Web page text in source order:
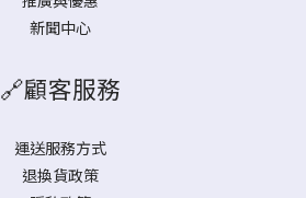
新聞中心
🔗顧客服務
運送服務方式
退換貨政策